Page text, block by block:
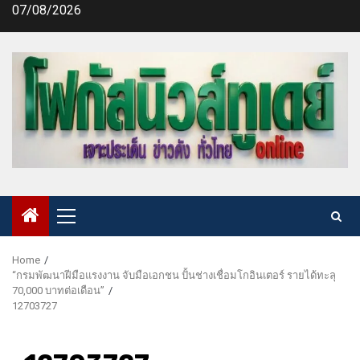
Skip07/08/2026
Primary
Menu
Home
“กรมพัฒนาฝีมือแรงงาน จับมือเอกชน ปั้นช่างเชื่อมโกอินเตอร์ รายได้ทะลุ
70,000 บาทต่อเดือน”
12703727